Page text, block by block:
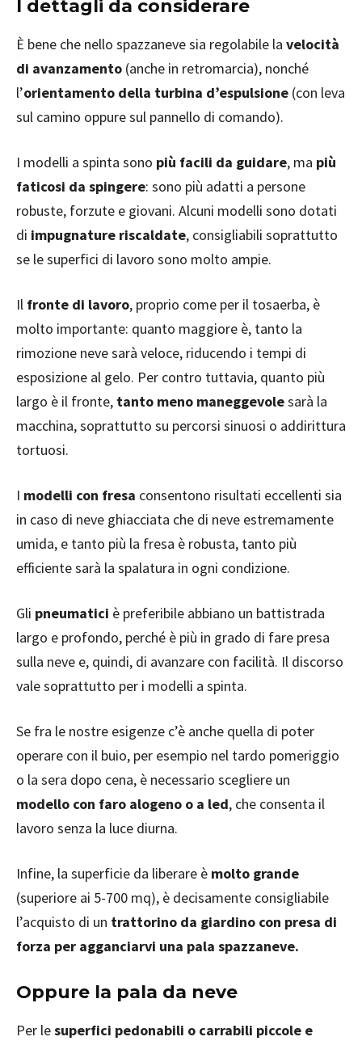
I dettagli da considerare
È bene che nello spazzaneve sia regolabile la velocità
di avanzamento (anche in retromarcia), nonché
l’orientamento della turbina d’espulsione (con leva
sul camino oppure sul pannello di comando).
I modelli a spinta sono più facili da guidare, ma più
faticosi da spingere: sono più adatti a persone
robuste, forzute e giovani. Alcuni modelli sono dotati
di impugnature riscaldate, consigliabili soprattutto
se le superfici di lavoro sono molto ampie.
Il fronte di lavoro, proprio come per il tosaerba, è
molto importante: quanto maggiore è, tanto la
rimozione neve sarà veloce, riducendo i tempi di
esposizione al gelo. Per contro tuttavia, quanto più
largo è il fronte, tanto meno maneggevolesarà la
macchina, soprattutto su percorsi sinuosi o addirittura
tortuosi.
I modelli con fresa consentono risultati eccellenti sia
in caso di neve ghiacciata che di neve estremamente
umida, e tanto più la fresa è robusta, tanto più
efficiente sarà la spalatura in ogni condizione.
Gli pneumatici è preferibile abbiano un battistrada
largo e profondo, perché è più in grado di fare presa
sulla neve e, quindi, di avanzare con facilità. Il discorso
vale soprattutto per i modelli a spinta.
Se fra le nostre esigenze c’è anche quella di poter
operare con il buio, per esempio nel tardo pomeriggio
o la sera dopo cena, è necessario scegliere un
modello con faro alogeno o a led, che consenta il
lavoro senza la luce diurna.
Infine, la superficie da liberare è molto grande
(superiore ai 5-700 mq), è decisamente consigliabile
l’acquisto di un trattorino da giardino con presa di
forza per agganciarvi una pala spazzaneve.
Oppure la pala da neve
Per lesuperfici pedonabili o carrabili piccole e